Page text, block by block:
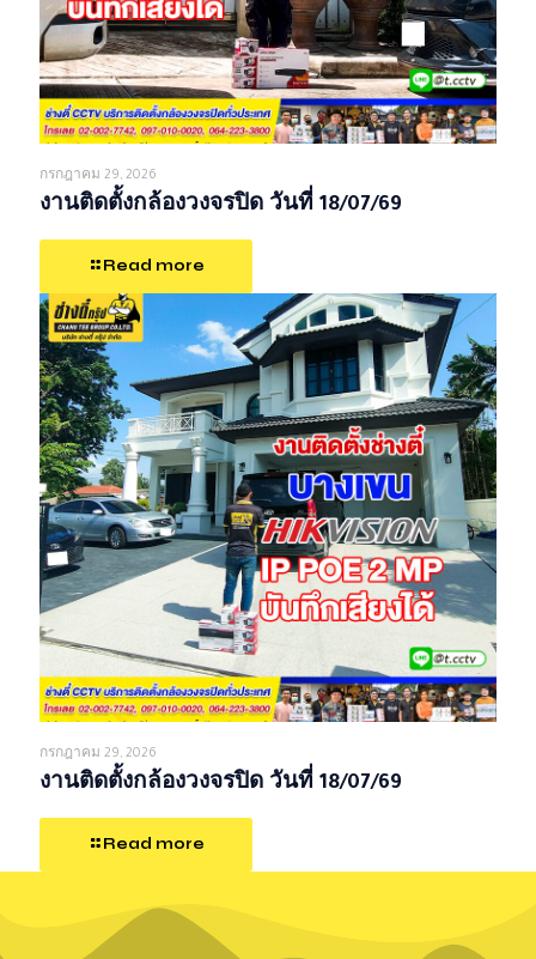
กรกฎาคม 29, 2026
งานติดตั้งกล้องวงจรปิด วันที่ 18/07/69
Read more
กรกฎาคม 29, 2026
งานติดตั้งกล้องวงจรปิด วันที่ 18/07/69
Read more